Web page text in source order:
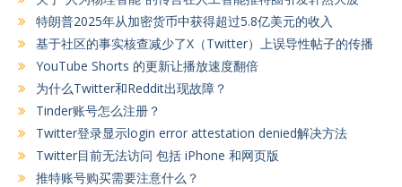
特朗普2025年从加密货币中获得超过5.8亿美元的收入
基于社区的事实核查减少了X（Twitter）上误导性帖子的传播
YouTube Shorts 的更新让播放速度翻倍
为什么Twitter和Reddit出现故障？
Tinder账号怎么注册？
Twitter登录显示login error attestation denied解决方法
Twitter目前无法访问 包括 iPhone 和网页版
推特账号购买需要注意什么？